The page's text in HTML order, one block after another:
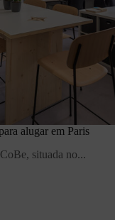
alugar em Paris
situada no...